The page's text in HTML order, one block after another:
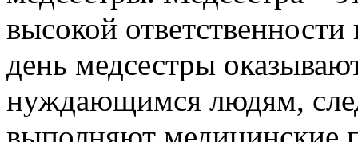
высокой
день медсестры
нуждающимся людям,